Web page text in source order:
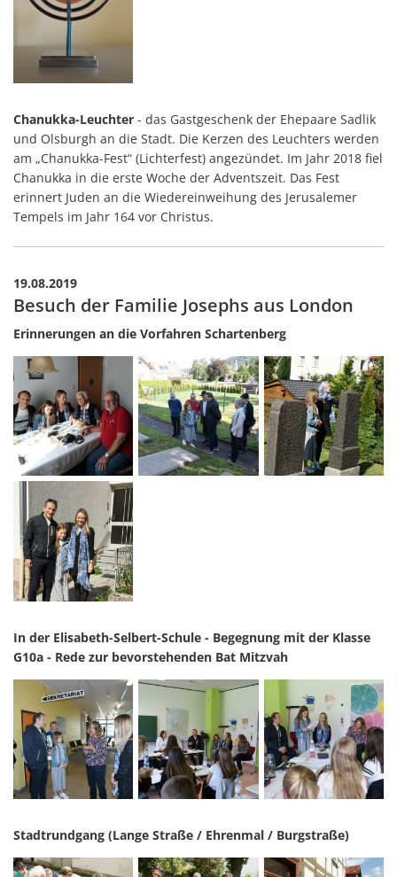
Chanukka-Leuchter - das Gastgeschenk der Ehepaare Sadlik
und Olsburgh an die Stadt. Die Kerzen des Leuchters werden
am „Chanukka-Fest“ (Lichterfest) angezündet. Im Jahr 2018 fiel
Chanukka in die erste Woche der Adventszeit. Das Fest
erinnert Juden an die Wiedereinweihung des Jerusalemer
Tempels im Jahr 164 vor Christus.
19.08.2019
Besuch der Familie Josephs aus London
Erinnerungen an die Vorfahren Schartenberg
In der Elisabeth-Selbert-Schule - Begegnung mit der Klasse
G10a - Rede zur bevorstehenden Bat Mitzvah
Stadtrundgang (Lange Straße / Ehrenmal / Burgstraße)